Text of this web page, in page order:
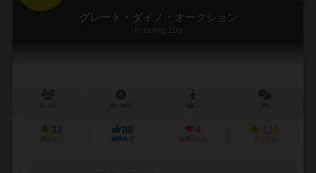
グレート・ダイノ・オークション
Roaring 20s
33
興味あり
88
経験あり
4
お気に入り
110
持ってる